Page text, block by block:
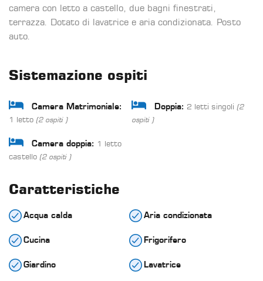
camera con letto a castello, due bagni finestrati,
terrazza. Dotato di lavatrice e aria condizionata. Posto
auto.
Sistemazione ospiti
Camera Matrimoniale:
1 letto (2 ospiti )
Doppia: 2 letti singoli (2
ospiti )
Camera doppia: 1 letto
castello (2 ospiti )
Caratteristiche
Acqua calda Aria condizionata
Cucina Frigorifero
Giardino Lavatrice